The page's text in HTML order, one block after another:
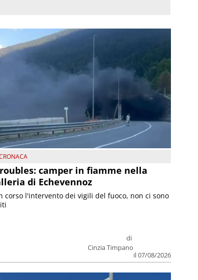
camper in fiamme nella
di Echevennoz
di
Cinzia Timpano
il 07/08/2026
corso l'intervento dei vigili del fuoco, non ci sono